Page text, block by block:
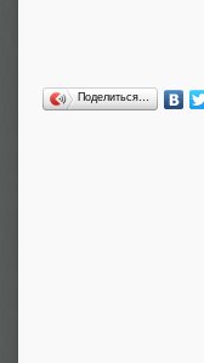
Поделиться…